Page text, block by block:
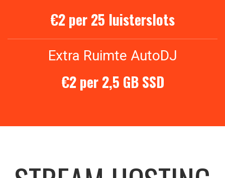
€2 per 25 luisterslots
Extra Ruimte AutoDJ
€2 per 2,5 GB SSD